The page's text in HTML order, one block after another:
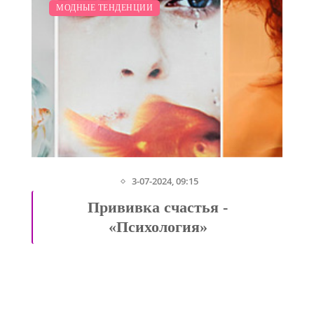
МОДНЫЕ ТЕНДЕНЦИИ
3-07-2024, 09:15
Прививка счастья -
«Психология»